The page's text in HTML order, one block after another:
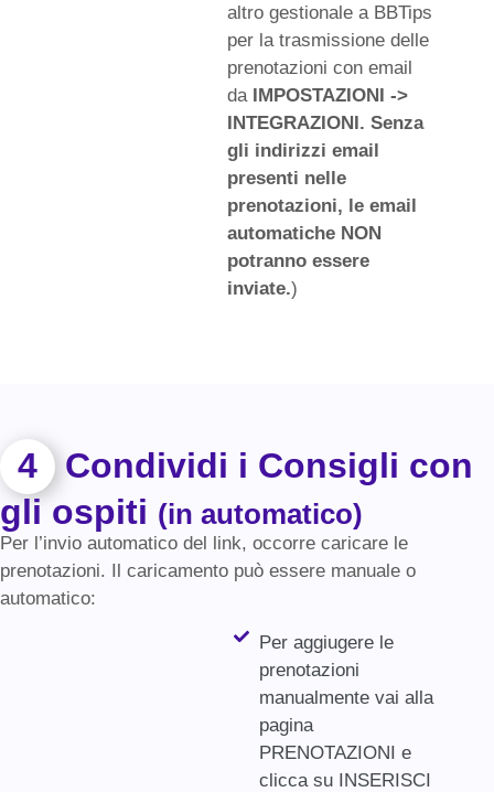
altro gestionale a BBTips
per la trasmissione delle
prenotazioni con email
da IMPOSTAZIONI ->
INTEGRAZIONI. Senza
gli indirizzi email
presenti nelle
prenotazioni, le email
automatiche NON
potranno essere
inviate.)
4
Condividi i Consigli con
gli ospiti (in automatico)
Per l’invio automatico del link, occorre caricare le
prenotazioni. Il caricamento può essere manuale o
automatico:
Per aggiugere le
prenotazioni
manualmente vai alla
pagina
PRENOTAZIONI e
clicca su INSERISCI